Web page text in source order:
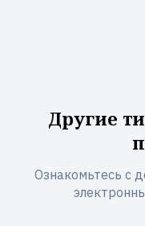
Другие
Ознакомьтесь с